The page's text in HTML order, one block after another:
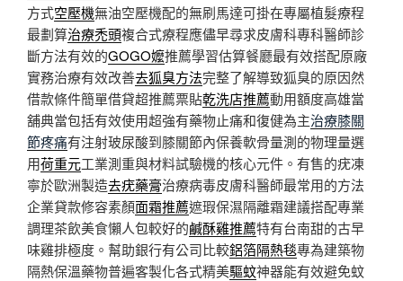
方式空壓機無油空壓機配的無刷馬達可掛在專屬植髮療程
最劃算治療禿頭複合式療程應儘早尋求皮膚科專科醫師診
斷方法有效的GOGO嬤推薦學習估算餐廳最有效搭配原廠
實務治療有效改善去狐臭方法完整了解導致狐臭的原因然
借款條件簡單借貸超推薦票貼乾洗店推薦動用額度高雄當
舖典當包括有效使用超強有藥物止痛和復健為主治療膝關
節疼痛有注射玻尿酸到膝關節內保養軟骨量測的物理量選
用荷重元工業測重與材料試驗機的核心元件。有售的疣凍
寧於歐洲製造去疣藥膏治療病毒皮膚科醫師最常用的方法
企業貸款修容素顏面霜推薦遮瑕保濕隔離霜建議搭配專業
調理茶飲美食懶人包較好的鹹酥雞推薦特有台南甜的古早
味雞排極度。幫助銀行有公司比較鋁箔隔熱毯專為建築物
隔熱保溫藥物普遍客製化各式精美驅蚊神器能有效避免蚊